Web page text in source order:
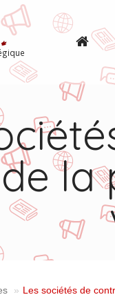
la
Les sociétés de